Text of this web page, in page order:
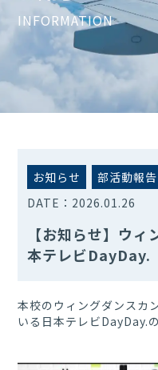
INFORMATION
お知らせ
部活動報告
DATE： 2026.01.26
【お知らせ】ウ
本テレビDayDay.
本校のウィングダンスカ
いる日本テレビDayDay.